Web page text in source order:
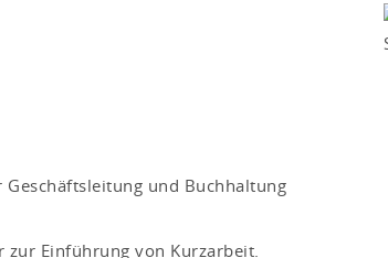
und Buchhaltung
zur Einführung von Kurzarbeit.